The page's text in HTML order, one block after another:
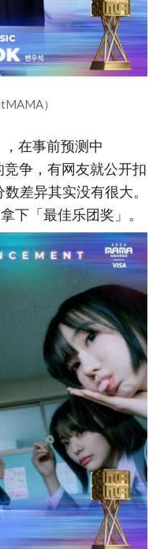
）
在事前预测中
竞争，有网友就公开扣
差异其实没有很大。
下「最佳乐团奖」。